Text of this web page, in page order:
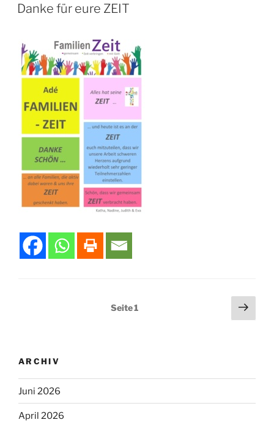
AM
Danke für eure ZEIT
Seitennummerierung
Seite1
ARCHIV
Juni 2026
April 2026